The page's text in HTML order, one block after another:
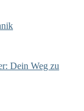
Dein Weg zu